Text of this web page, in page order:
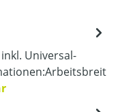
Universal-